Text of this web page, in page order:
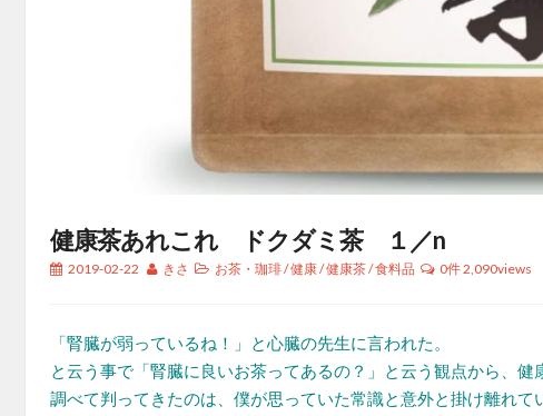
健康茶あれこれ ドクダミ茶 １／n
2019-02-22 きさ お茶・珈琲/健康/健康茶/食料品 0件2,090views
「腎臓が弱っているね！」と心臓の先生に言われた。
と云う事で「腎臓に良いお茶ってあるの？」と云う観点から、健
調べて判ってきたのは、僕が思っていた常識と意外と掛け離れて